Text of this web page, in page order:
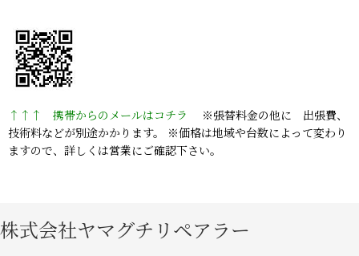
↑↑↑ 携帯からのメールはコチラ
※張替料金の他に 出張費、
技術料などが別途かかります。 ※価格は地域や台数によって変わり
ますので、詳しくは営業にご確認下さい。
株式会社ヤマグチリペアラー